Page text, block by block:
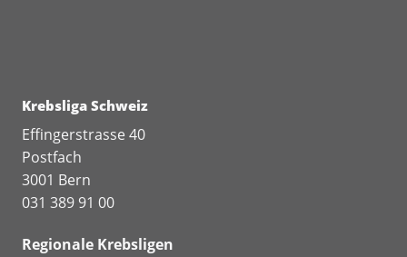
Wordings Krebsfrüherkennung
pdf 243 KB
Krebsliga Schweiz
Effingerstrasse 40
Postfach
3001 Bern
031 389 91 00
Regionale Krebsligen